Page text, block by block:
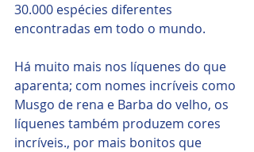
30.000 espécies diferentes
encontradas em todo o mundo.
Há muito mais nos líquenes do que
aparenta; com nomes incríveis como
Musgo de rena e Barba do velho, os
líquenes também produzem cores
incríveis., por mais bonitos que